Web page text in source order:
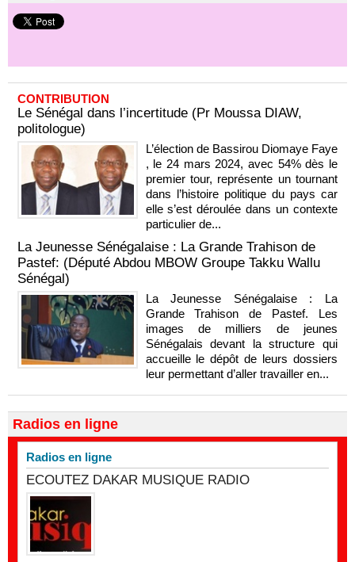
CONTRIBUTION
Le Sénégal dans l’incertitude (Pr Moussa DIAW,
politologue)
L’élection de Bassirou Diomaye Faye
, le 24 mars 2024, avec 54% dès le
premier tour, représente un tournant
dans l’histoire politique du pays car
elle s’est déroulée dans un contexte
particulier de...
La Jeunesse Sénégalaise : La Grande Trahison de
Pastef: (Député Abdou MBOW Groupe Takku Wallu
Sénégal)
La Jeunesse Sénégalaise : La
Grande Trahison de Pastef. Les
images de milliers de jeunes
Sénégalais devant la structure qui
accueille le dépôt de leurs dossiers
leur permettant d’aller travailler en...
Radios en ligne
Radios en ligne
ECOUTEZ DAKAR MUSIQUE RADIO